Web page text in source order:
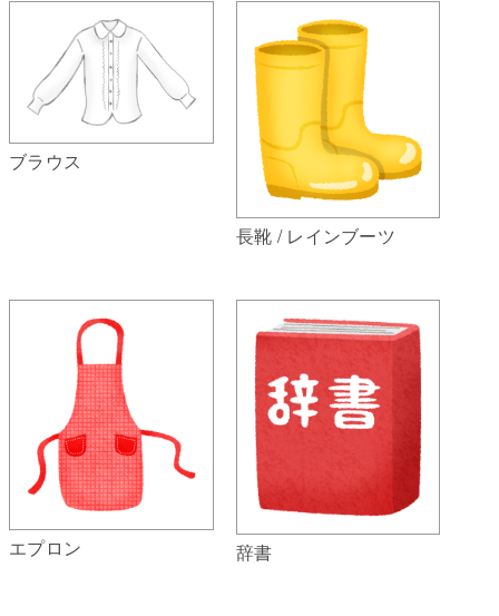
ブラウス
長靴 / レインブーツ
エプロン 辞書